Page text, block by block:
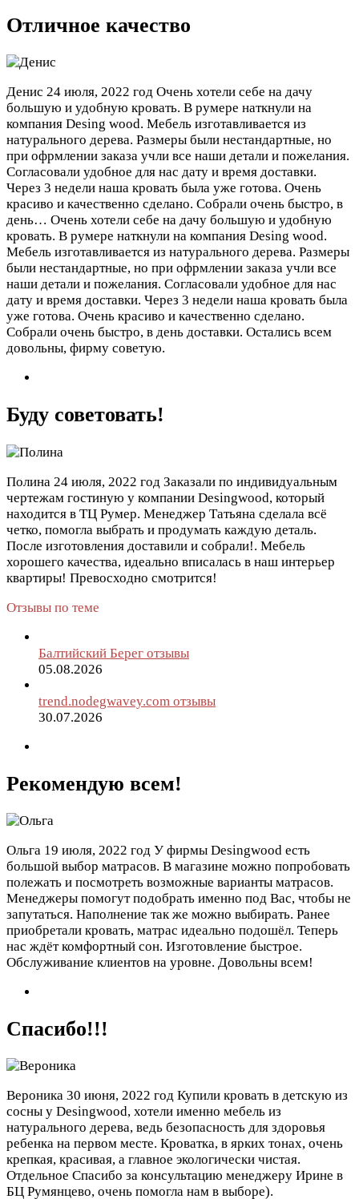
Отличное качество
Денис 24 июля, 2022 год Очень хотели себе на дачу
большую и удобную кровать. В румере наткнули на
компания Desing wood. Мебель изготавливается из
натурального дерева. Размеры были нестандартные, но
при офрмлении заказа учли все наши детали и пожелания.
Согласовали удобное для нас дату и время доставки.
Через 3 недели наша кровать была уже готова. Очень
красиво и качественно сделано. Собрали очень быстро, в
день… Очень хотели себе на дачу большую и удобную
кровать. В румере наткнули на компания Desing wood.
Мебель изготавливается из натурального дерева. Размеры
были нестандартные, но при офрмлении заказа учли все
наши детали и пожелания. Согласовали удобное для нас
дату и время доставки. Через 3 недели наша кровать была
уже готова. Очень красиво и качественно сделано.
Собрали очень быстро, в день доставки. Остались всем
довольны, фирму советую.
Буду советовать!
Полина 24 июля, 2022 год Заказали по индивидуальным
чертежам гостиную у компании Desingwood, который
находится в ТЦ Румер. Менеджер Татьяна сделала всё
четко, помогла выбрать и продумать каждую деталь.
После изготовления доставили и собрали!. Мебель
хорошего качества, идеально вписалась в наш интерьер
квартиры! Превосходно смотрится!
Отзывы по теме
Балтийский Берег отзывы
05.08.2026
trend.nodegwavey.com отзывы
30.07.2026
Рекомендую всем!
Ольга 19 июля, 2022 год У фирмы Desingwood есть
большой выбор матрасов. В магазине можно попробовать
полежать и посмотреть возможные варианты матрасов.
Менеджеры помогут подобрать именно под Вас, чтобы не
запутаться. Наполнение так же можно выбирать. Ранее
приобретали кровать, матрас идеально подошёл. Теперь
нас ждёт комфортный сон. Изготовление быстрое.
Обслуживание клиентов на уровне. Довольны всем!
Спасибо!!!
Вероника 30 июня, 2022 год Купили кровать в детскую из
сосны у Desingwood, хотели именно мебель из
натурального дерева, ведь безопасность для здоровья
ребенка на первом месте. Кроватка, в ярких тонах, очень
крепкая, красивая, а главное экологически чистая.
Отдельное Спасибо за консультацию менеджеру Ирине в
БЦ Румянцево, очень помогла нам в выборе).